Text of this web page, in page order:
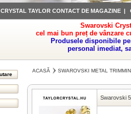
CRYSTAL TAYLOR CONTACT DE MAGAZINE |
Swarovski
cel mai bun preț de vânzare
Produsele disponibile
personal imediat,
ACASĂ SWAROVSKI METAL
Swarovski